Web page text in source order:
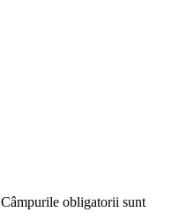
Câmpurile obligatorii sunt